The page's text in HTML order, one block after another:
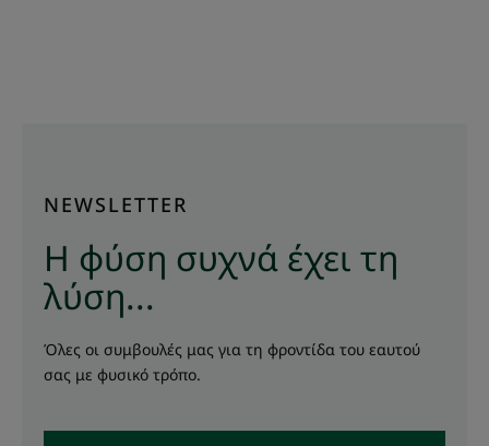
NEWSLETTER
Η φύση συχνά έχει τη
λύση...
Όλες οι συμβουλές μας για τη φροντίδα του εαυτού
σας με φυσικό τρόπο.